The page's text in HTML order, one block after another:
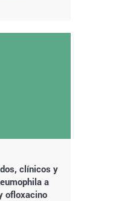
clínicos y
a
ofloxacino